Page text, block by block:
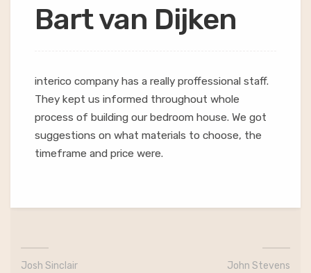
Bart van Dijken
interico company has a really proffessional staff.
They kept us informed throughout whole
process of building our bedroom house. We got
suggestions on what materials to choose, the
timeframe and price were.
Josh Sinclair John Stevens